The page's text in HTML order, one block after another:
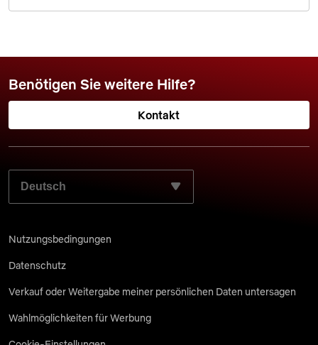
Benötigen Sie weitere Hilfe?
Kontakt
WÄHLEN SIE IHRE BEVORZUGTE SPRACHE AUS:
Nutzungsbedingungen
Datenschutz
Verkauf oder Weitergabe meiner persönlichen Daten untersagen
Wahlmöglichkeiten für Werbung